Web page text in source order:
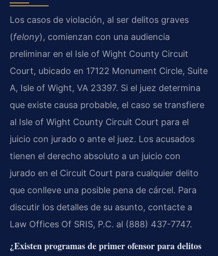
Los casos de violación, al ser delitos graves
(felony), comienzan con una audiencia
preliminar en el Isle of Wight County Circuit
Court, ubicado en 17122 Monument Circle, Suite
A, Isle of Wight, VA 23397. Si el juez determina
que existe causa probable, el caso se transfiere
al Isle of Wight County Circuit Court para el
juicio con jurado o ante el juez. Los acusados
tienen el derecho absoluto a un juicio con
jurado en el Circuit Court para cualquier delito
que conlleve una posible pena de cárcel. Para
discutir los detalles de su asunto, contacte a
Law Offices Of SRIS, P.C. al (888) 437-7747.
¿Existen programas de primer ofensor para delitos